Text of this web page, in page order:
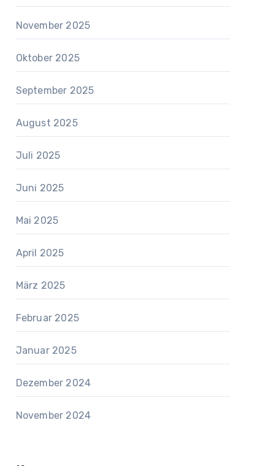
November 2025
Oktober 2025
September 2025
August 2025
Juli 2025
Juni 2025
Mai 2025
April 2025
März 2025
Februar 2025
Januar 2025
Dezember 2024
November 2024